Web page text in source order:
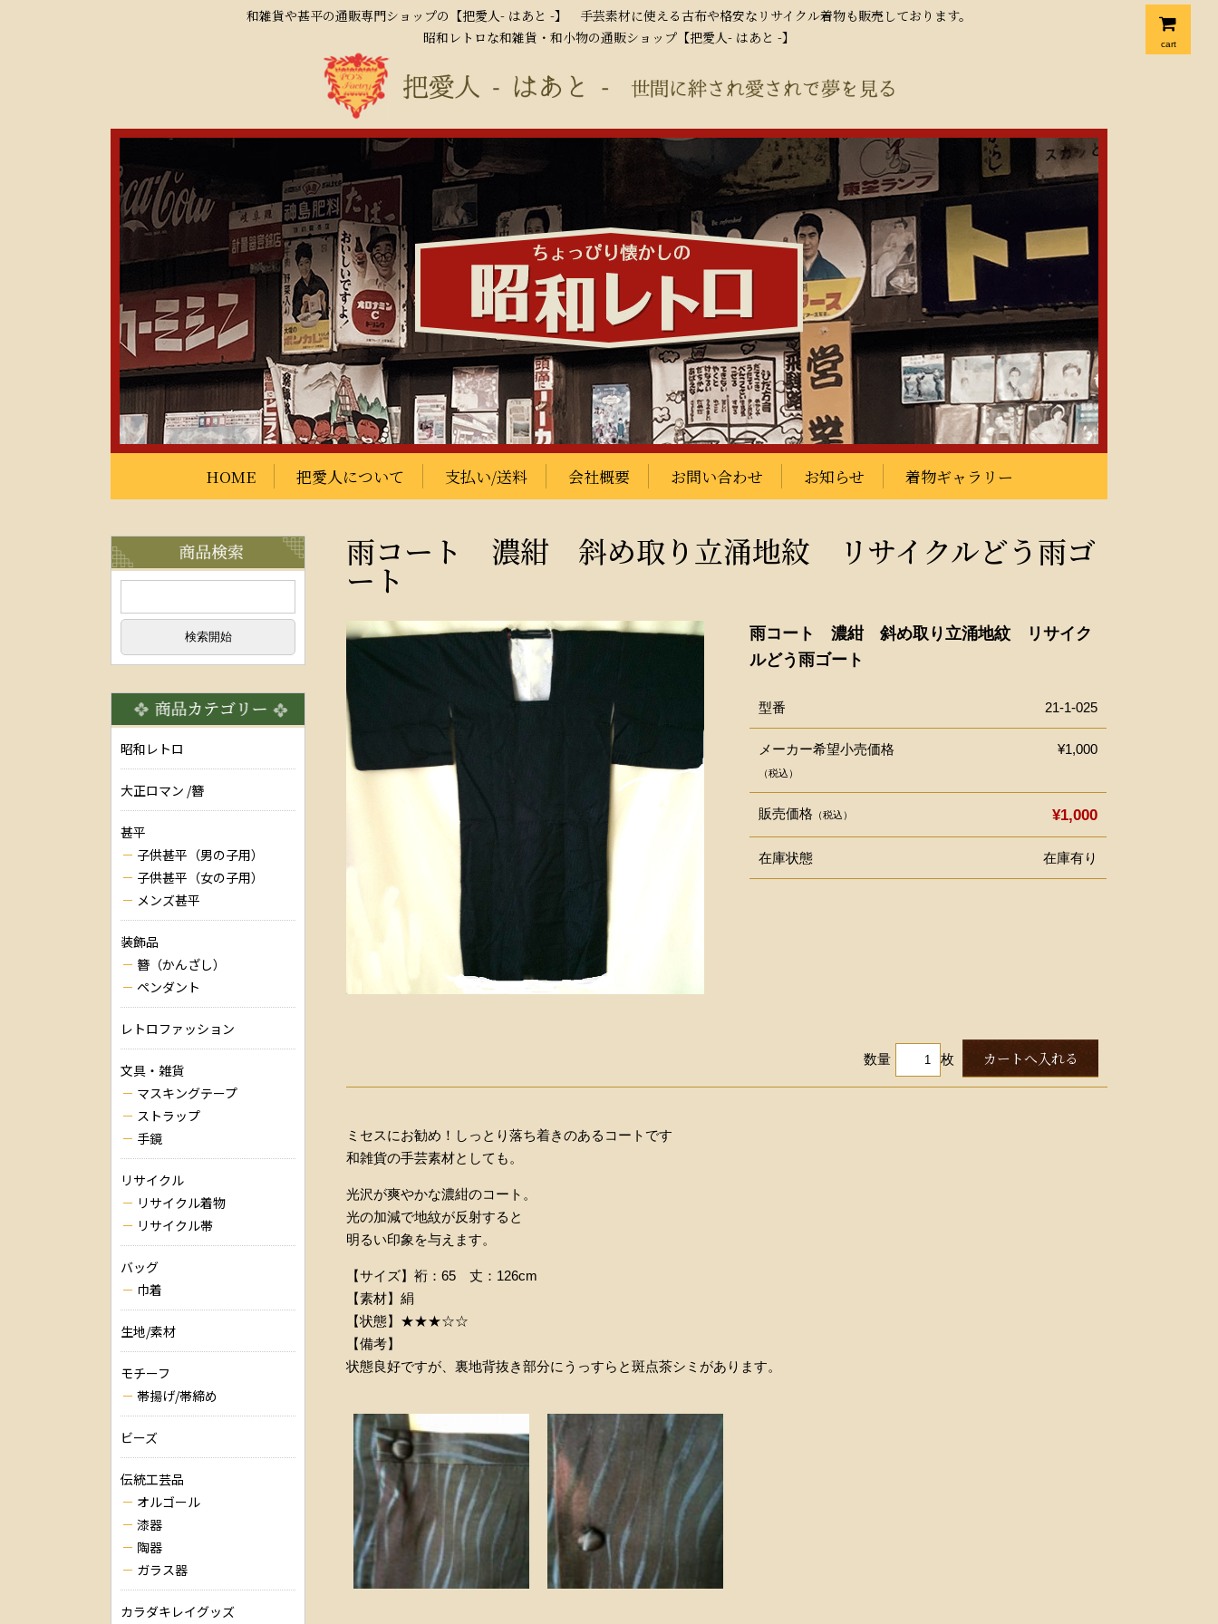
和雑貨や甚平の通販専門ショップの【把愛人- はあと -】 手芸素材に使える古布や格安なリサイクル着物も販売しております。
昭和レトロな和雑貨・和小物の通販ショップ【把愛人- はあと -】
cart
HOME 把愛人について 支払い/送料 会社概要 お問い合わせ お知らせ 着物ギャラリー
雨コート 濃紺 斜め取り立涌地紋 リサイクルどう雨ゴ
ート
雨コート 濃紺 斜め取り立涌地紋 リサイク
ルどう雨ゴート
型番 21-1-025
メーカー希望小売価格
（税込）
¥1,000
販売価格 （税込） ¥1,000
在庫状態 在庫有り
数量 枚
ミセスにお勧め！しっとり落ち着きのあるコートです
和雑貨の手芸素材としても。
光沢が爽やかな濃紺のコート。
光の加減で地紋が反射すると
明るい印象を与えます。
【サイズ】裄：65 丈：126cm
【素材】絹
【状態】★★★☆☆
【備考】
状態良好ですが、裏地背抜き部分にうっすらと斑点茶シミがあります。
昭和レトロ
大正ロマン /簪
甚平
子供甚平（男の子用）
子供甚平（女の子用）
メンズ甚平
装飾品
簪（かんざし）
ペンダント
レトロファッション
文具・雑貨
マスキングテープ
ストラップ
手鏡
リサイクル
リサイクル着物
リサイクル帯
バッグ
巾着
生地/素材
モチーフ
帯揚げ/帯締め
ビーズ
伝統工芸品
オルゴール
漆器
陶器
ガラス器
カラダキレイグッズ